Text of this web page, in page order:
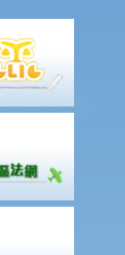
所踪。我现在想在
们在法律上的保障
的未婚夫，建议我